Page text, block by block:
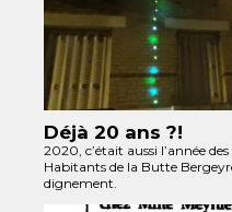
Déjà 20 ans ?!
2020, c’était aussi l’année
Habitants de la Butte
dignement.